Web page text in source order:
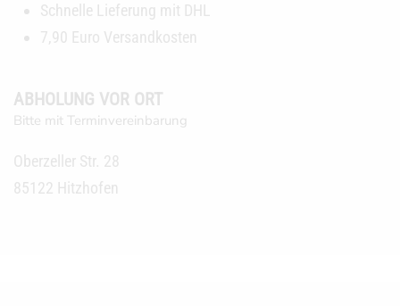
Schnelle Lieferung mit DHL
7,90 Euro Versandkosten
ABHOLUNG VOR ORT
Bitte mit Terminvereinbarung
Oberzeller Str. 28
85122 Hitzhofen